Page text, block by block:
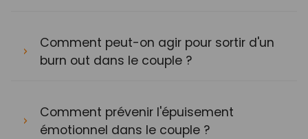
Comment peut-on agir pour sortir d'un
burn out dans le couple ?
Comment prévenir l'épuisement
émotionnel dans le couple ?